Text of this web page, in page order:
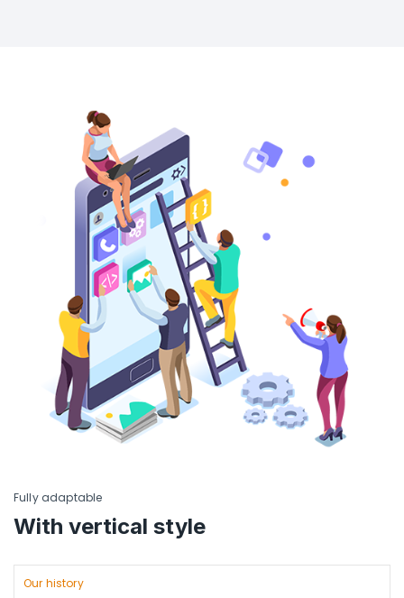
Fully adaptable
With vertical style
Our history